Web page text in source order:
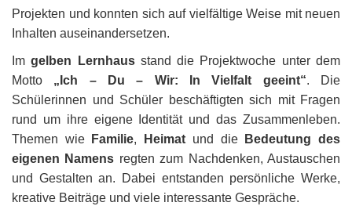
Projekten und konnten sich auf vielfältige Weise mit neuen
Inhalten auseinandersetzen.
Imgelben Lernhausstand die Projektwoche unter dem
Motto „Ich – Du – Wir: In Vielfalt geeint“. Die
Schülerinnen und Schüler beschäftigten sich mit Fragen
rund um ihre eigene Identität und das Zusammenleben.
Themen wie
Familie, Heimat und die
Bedeutung des
eigenen Namens regten zum Nachdenken, Austauschen
und Gestalten an. Dabei entstanden persönliche Werke,
kreative Beiträge und viele interessante Gespräche.